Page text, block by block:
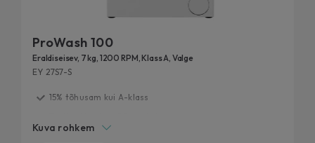
ProWash 100
Eraldiseisev, 7 kg, 1200 RPM, Klass A, Valge
EY 27S7-S
15% tõhusam kui A-klass
Kuva rohkem